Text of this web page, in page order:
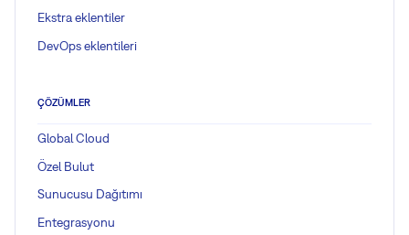
Ekstra eklentiler
DevOps eklentileri
ÇÖZÜMLER
Global Cloud
Özel Bulut
Sunucusu Dağıtımı
Entegrasyonu